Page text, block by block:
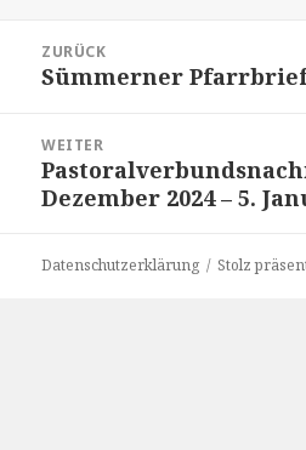
ZURÜCK
Vorheriger
Sümmerner Pfarrbrief
WEITER
Nächster
Beitrag:
Dezember 2024 – 5.
Datenschutzerklärung Stolz